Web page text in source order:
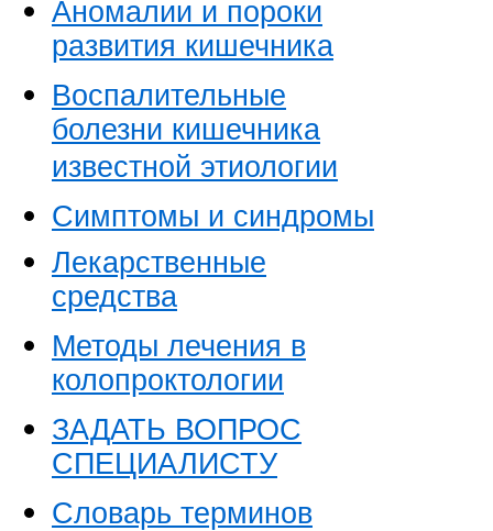
Аномалии и пороки
развития кишечника
Воспалительные
болезни кишечника
известной этиологии
Симптомы и синдромы
Лекарственные
средства
Методы лечения в
колопроктологии
ЗАДАТЬ ВОПРОС
СПЕЦИАЛИСТУ
Словарь терминов